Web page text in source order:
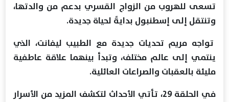
تسعى للهروب من الزواج القسري بدعم من والدتها،
وتنتقل إلى إسطنبول بدايةً لحياة جديدة.
تواجه مريم تحديات جديدة مع الطبيب ليفانت، الذي
ينتمي إلى عالم مختلف، وتبدأ بينهما علاقة عاطفية
مليئة بالعقبات والصراعات العائلية.
في الحلقة 29، تأتي الأحداث لتكشف المزيد من الأسرار